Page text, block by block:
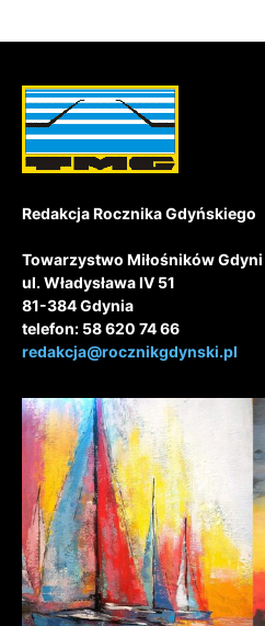
Redakcja Rocznika Gdyńskiego
Towarzystwo Miłośników Gdyni
ul. Władysława IV 51
81-384 Gdynia
telefon: 58 620 74 66
redakcja@rocznikgdynski.pl